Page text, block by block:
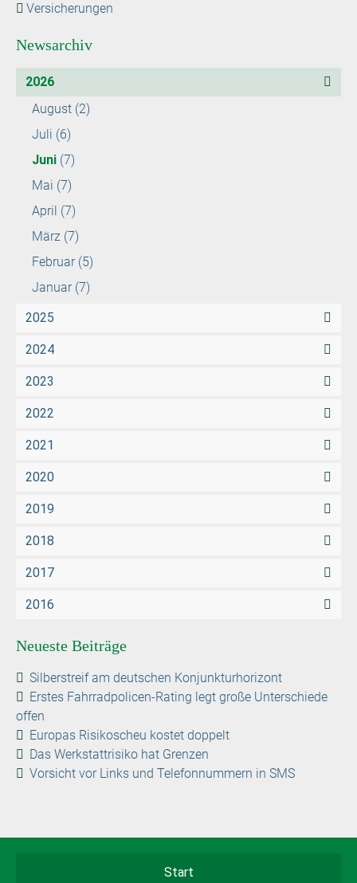
Versicherungen
Newsarchiv
2026
August (2)
Juli (6)
Juni (7)
Mai (7)
April (7)
März (7)
Februar (5)
Januar (7)
2025
2024
2023
2022
2021
2020
2019
2018
2017
2016
Neueste Beiträge
Silberstreif am deutschen Konjunkturhorizont
Erstes Fahrradpolicen-Rating legt große Unterschiede
offen
Europas Risikoscheu kostet doppelt
Das Werkstattrisiko hat Grenzen
Vorsicht vor Links und Telefonnummern in SMS
Start